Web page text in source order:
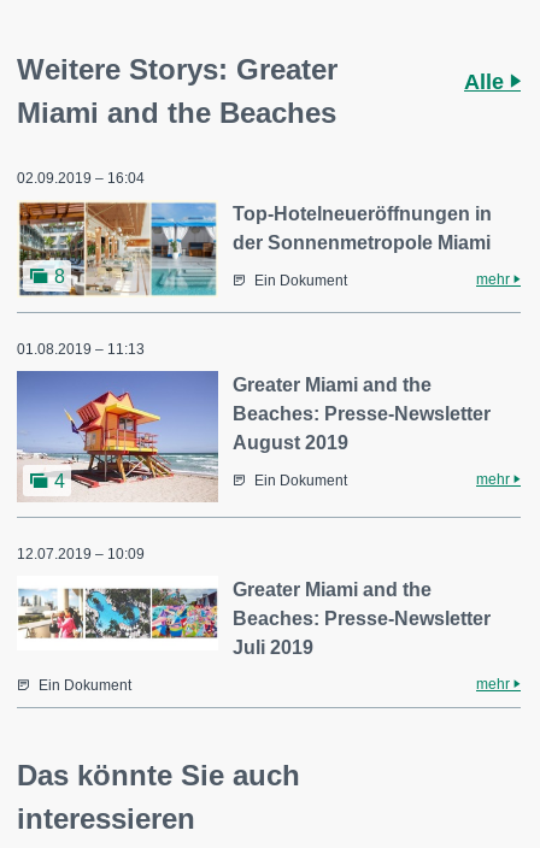
Weitere Storys: Greater
Miami and the Beaches
Alle
02.09.2019 – 16:04
8
Top-Hotelneueröffnungen in
der Sonnenmetropole Miami
Ein Dokument mehr
01.08.2019 – 11:13
4
Greater Miami and the
Beaches: Presse-Newsletter
August 2019
Ein Dokument mehr
12.07.2019 – 10:09
Greater Miami and the
Beaches: Presse-Newsletter
Juli 2019
Ein Dokument mehr
Das könnte Sie auch
interessieren